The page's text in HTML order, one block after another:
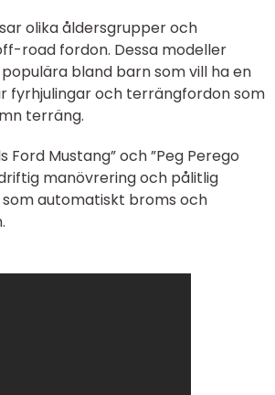
olika åldersgrupper och
road fordon. Dessa modeller
bland barn som vill ha en
fyrhjulingar och terrängfordon som
terräng.
Mustang” och ”Peg Perego
driftig manövrering och pålitlig
automatiskt broms och